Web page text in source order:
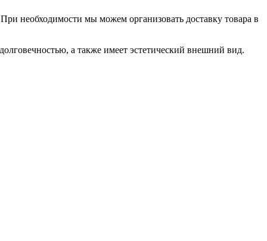
необходимости мы можем организовать доставку товара в
а также имеет эстетический внешний вид.